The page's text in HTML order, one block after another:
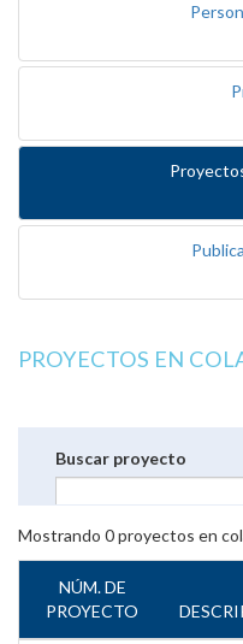
PROYECTOS EN
Buscar proyecto
Mostrando 0proyectos en
NÚM. DE
PROYECTO